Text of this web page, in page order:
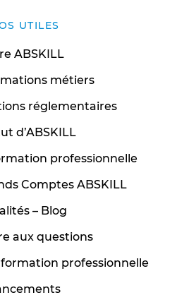
UTILES
ABSKILL
métiers
réglementaires
d’ABSKILL
professionnelle
Comptes ABSKILL
– Blog
aux questions
professionnelle